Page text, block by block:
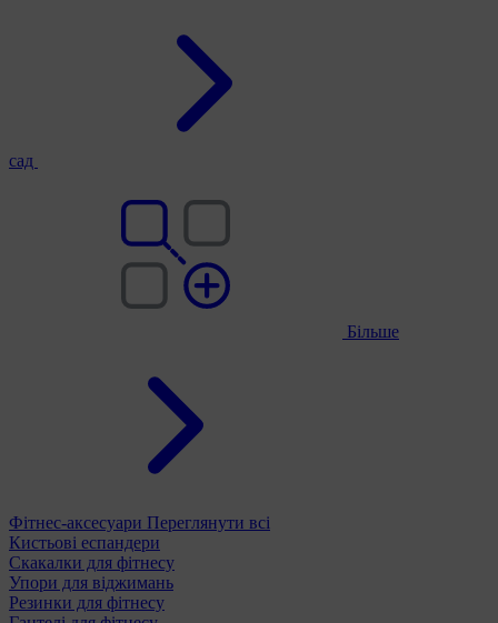
сад
Більше
Фітнес-аксесуари Переглянути всі
Кистьові еспандери
Скакалки для фітнесу
Упори для віджимань
Резинки для фітнесу